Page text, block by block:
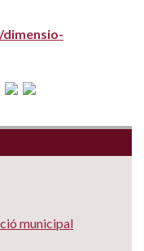
municipal